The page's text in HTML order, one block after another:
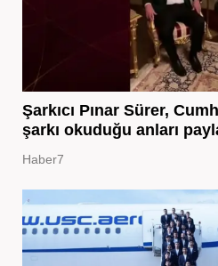
Şarkıcı Pınar Sürer,
şarkı okuduğu anları
Haber7